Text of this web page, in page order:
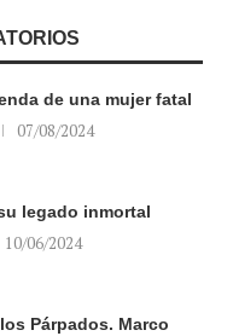
de una mujer fatal
07/08/2024
legado inmortal
10/06/2024
Párpados. Marco